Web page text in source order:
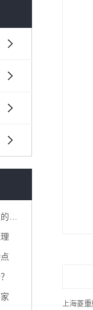
发电机组
享
上海菱重